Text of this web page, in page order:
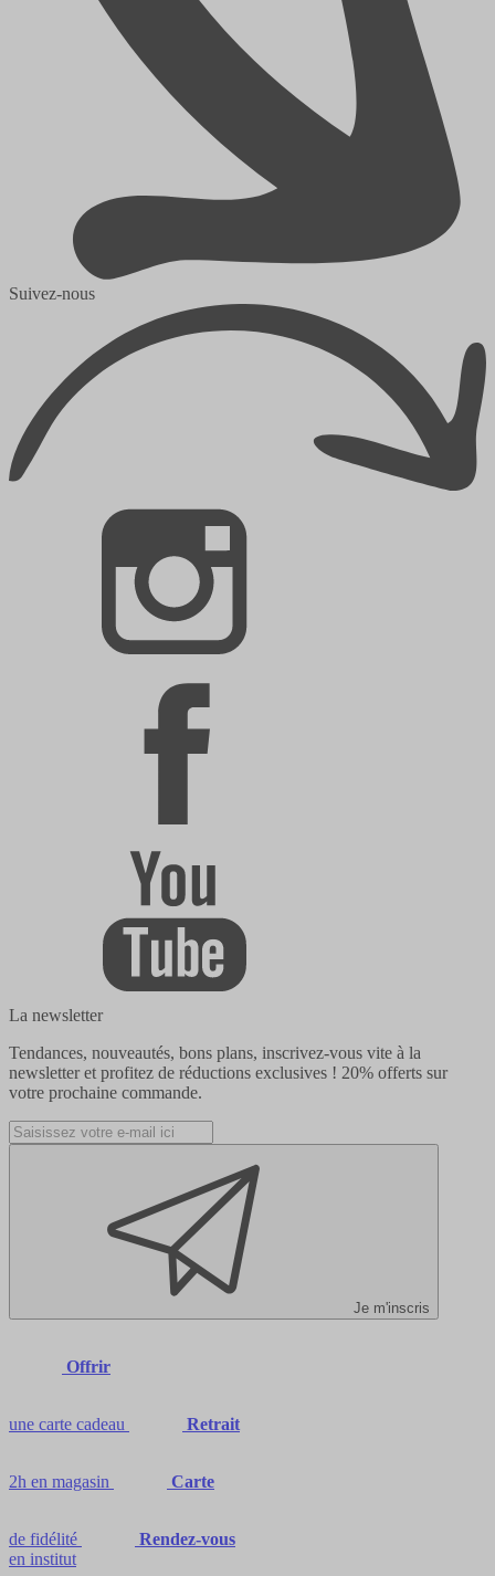
Suivez-nous
La newsletter
Tendances, nouveautés, bons plans, inscrivez-vous vite à la
newsletter et profitez de réductions exclusives ! 20% offerts sur
votre prochaine commande.
Je m'inscris
Offrir
une carte cadeau Retrait
2h en magasin Carte
de fidélité
Rendez-vous
en institut